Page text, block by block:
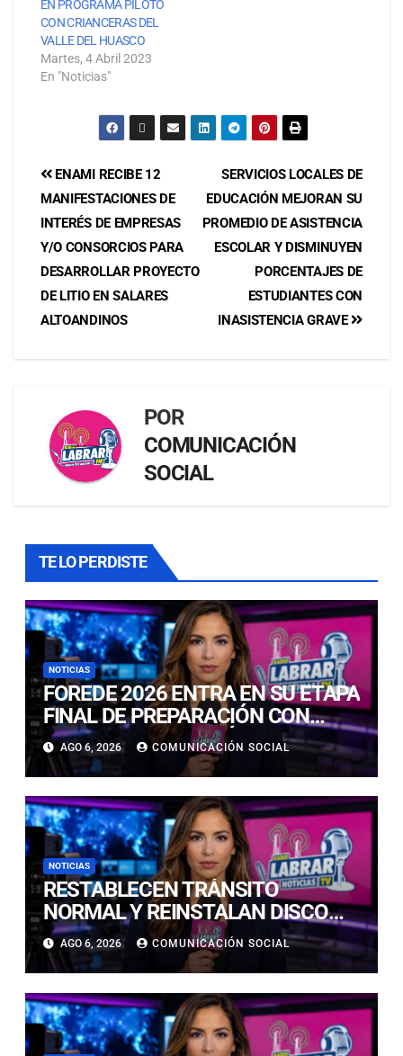
EN PROGRAMA PILOTO
CON CRIANCERAS DEL
VALLE DEL HUASCO
Martes, 4 Abril 2023
En "Noticias"
SERVICIOS LOCALES DE
EDUCACIÓN MEJORAN SU
PROMEDIO DE ASISTENCIA
ESCOLAR Y DISMINUYEN
PORCENTAJES DE
ESTUDIANTES CON
INASISTENCIA GRAVE
ENAMI RECIBE 12
MANIFESTACIONES DE
INTERÉS DE EMPRESAS
Y/O CONSORCIOS PARA
DESARROLLAR PROYECTO
DE LITIO EN SALARES
ALTOANDINOS
POR
COMUNICACIÓN
SOCIAL
TE LO PERDISTE
NOTICIAS
FOREDE 2026 ENTRA EN SU ETAPA
FINAL DE PREPARACIÓN CON
NUEVAS TECNOLOGÍAS DE
ACCESO Y OPORTUNIDADES PARA
ATACAMA
AGO 6, 2026 COMUNICACIÓN SOCIAL
NOTICIAS
RESTABLECEN TRÁNSITO
NORMAL Y REINSTALAN DISCO
“PARE” TRAS AVANCE DE OBRAS
EN CALLE LUIS FLORES CON JULIO
PRADO
AGO 6, 2026 COMUNICACIÓN SOCIAL